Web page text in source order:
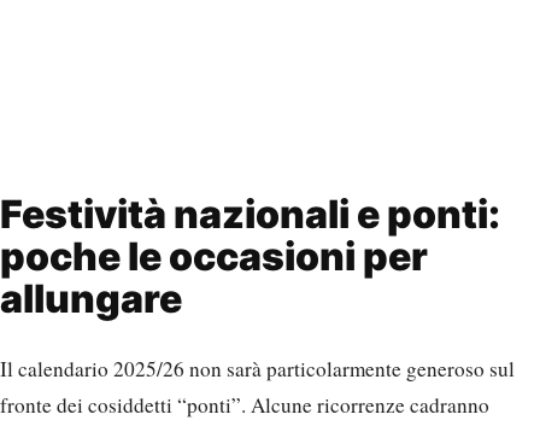
Festività nazionali e ponti:
poche le occasioni per
allungare
Il calendario 2025/26 non sarà particolarmente generoso sul
fronte dei cosiddetti “ponti”. Alcune ricorrenze cadranno